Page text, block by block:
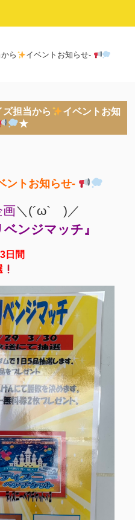
ら
イベントお知らせ-
担当から
イベントお知
★
ントお知らせ-
画＼(´ω` )／
ベンジマッチ』
日間